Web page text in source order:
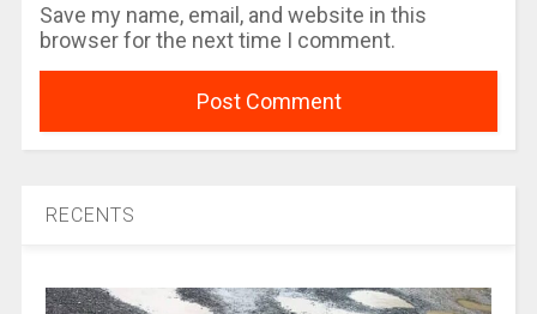
Save my name, email, and website in this
browser for the next time I comment.
RECENTS